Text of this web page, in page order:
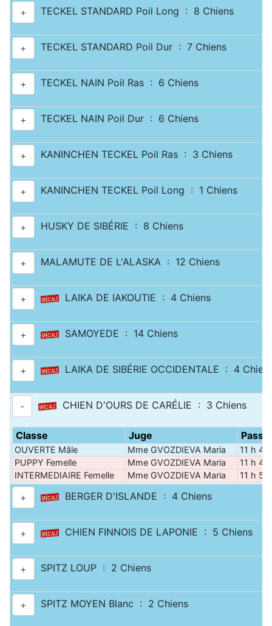
+ TECKEL STANDARD Poil Long : 8 Chiens
+ TECKEL STANDARD Poil Dur : 7 Chiens
+ TECKEL NAIN Poil Ras : 6 Chiens
+ TECKEL NAIN Poil Dur : 6 Chiens
+ KANINCHEN TECKEL Poil Ras : 3 Chiens
+ KANINCHEN TECKEL Poil Long : 1 Chiens
+ HUSKY DE SIBÉRIE : 8 Chiens
+ MALAMUTE DE L'ALASKA : 12 Chiens
+ LAIKA DE IAKOUTIE : 4 Chiens
+ SAMOYEDE : 14 Chiens
+ LAIKA DE SIBÉRIE OCCIDENTALE : 4
- CHIEN D'OURS DE CARÉLIE : 3 Chiens
Classe Juge
OUVERTE Mâle Mme GVOZDIEVA Maria
11 h 40
PUPPY Femelle
Mme GVOZDIEVA Maria
11 h 45
INTERMEDIAIRE Femelle
Mme GVOZDIEVA Maria 11 h 50
+ BERGER D'ISLANDE : 4 Chiens
+ CHIEN FINNOIS DE LAPONIE : 5 Chiens
+ SPITZ LOUP : 2 Chiens
+ SPITZ MOYEN Blanc : 2 Chiens